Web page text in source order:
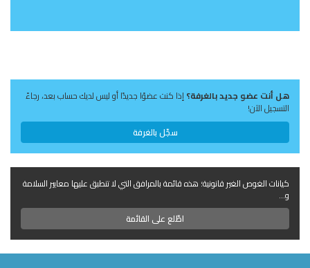
هل أنت عضو جديد بالغرفة؟إذا كنت عضوًا جديدًا أو ليس لديك حساب بعد، رجاءً
التسجيل الآن!
سجّل بالغرفة
كيانات الغوص الغير قانونية؛ هذه قائمة بالمرافق التي لا تنطبق عليها معايير السلامة
و...
اطّلع على القائمة